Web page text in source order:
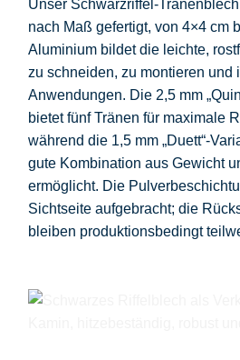
Unser Schwarzriffel-
nach Maß gefertigt, von 4×4 cm
Aluminium bildet die leichte,
zu schneiden, zu montieren und
Anwendungen. Die 2,5 mm
bietet fünf Tränen für maximale
während die 1,5 mm „Duett“-
gute Kombination aus Gewicht
ermöglicht. Die
Sichtseite aufgebracht; die
bleiben produktionsbedingt